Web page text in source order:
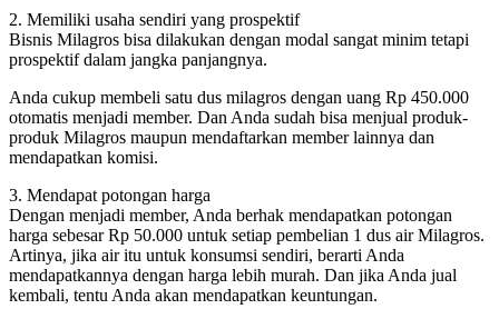
2. Memiliki usaha sendiri yang prospektif
Bisnis Milagros bisa dilakukan dengan modal sangat minim tetapi
prospektif dalam jangka panjangnya.
Anda cukup membeli satu dus milagros dengan uang Rp 450.000
otomatis menjadi member. Dan Anda sudah bisa menjual produk-
produk Milagros maupun mendaftarkan member lainnya dan
mendapatkan komisi.
3. Mendapat potongan harga
Dengan menjadi member, Anda berhak mendapatkan potongan
harga sebesar Rp 50.000 untuk setiap pembelian 1 dus air Milagros.
Artinya, jika air itu untuk konsumsi sendiri, berarti Anda
mendapatkannya dengan harga lebih murah. Dan jika Anda jual
kembali, tentu Anda akan mendapatkan keuntungan.